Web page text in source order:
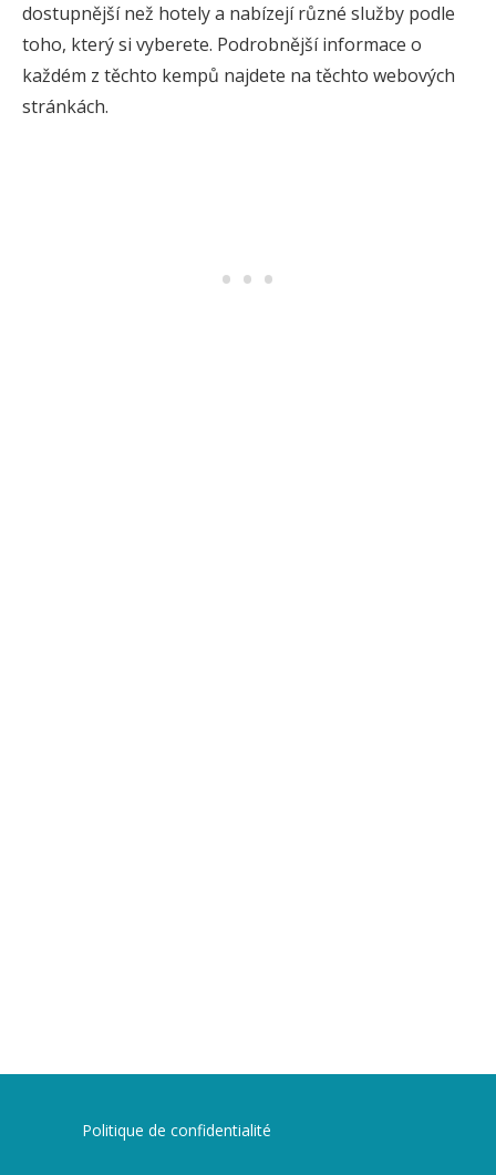
dostupnější než hotely a nabízejí různé služby podle
toho, který si vyberete. Podrobnější informace o
každém z těchto kempů najdete na těchto webových
stránkách.
Politique de confidentialité